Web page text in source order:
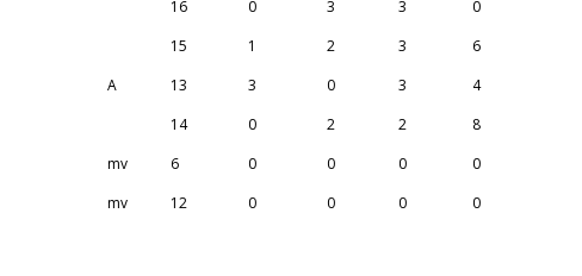
16 0 3 3
0
15 1 2 3
6
A 13 3 0 3
4
14 0 2 2
8
mv 6 0 0 0
0
mv 12 0 0 0 0